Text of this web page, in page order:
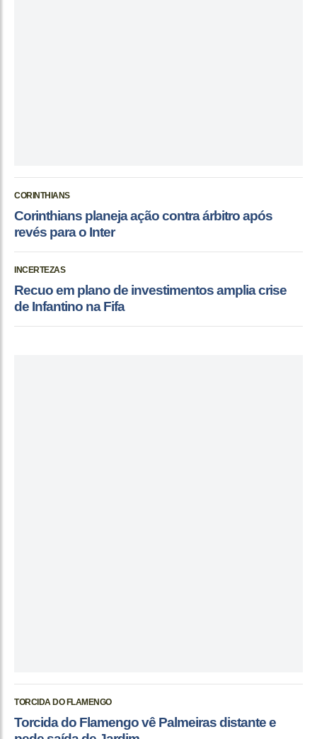
CORINTHIANS
Corinthians planeja ação contra árbitro após
revés para o Inter
INCERTEZAS
Recuo em plano de investimentos amplia crise
de Infantino na Fifa
TORCIDA DO FLAMENGO
Torcida do Flamengo vê Palmeiras distante e